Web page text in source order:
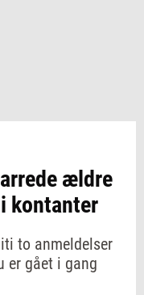
ældre
kontanter
to anmeldelser
er gået i gang